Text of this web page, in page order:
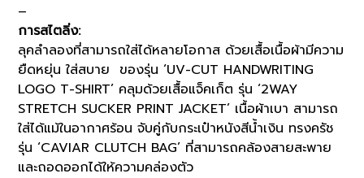
–
การสไตลิ่ง:
ลุคลำลองที่สามารถใส่ได้หลายโอกาส ด้วยเสื้อเนื้อผ้ามีความ
ยืดหยุ่น ใส่สบาย ของรุ่น ‘UV-CUT HANDWRITING
LOGO T-SHIRT’ คลุมด้วยเสื้อแจ็คเก็ต รุ่น ‘2WAY
STRETCH SUCKER PRINT JACKET’ เนื้อผ้าเบา สามารถ
ใส่ได้แม้ในอากาศร้อน จับคู่กับกระเป๋าหนังสีน้ำเงิน ทรงครัช
รุ่น ‘CAVIAR CLUTCH BAG’ ที่สามารถคล้องสายสะพาย
และถอดออกได้ให้ความคล่องตัว